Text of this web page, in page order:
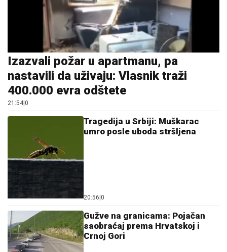
Izazvali požar u apartmanu, pa
nastavili da uživaju: Vlasnik traži
400.000 evra odštete
21:54 0
Tragedija u Srbiji: Muškarac
umro posle uboda stršljena
20:56 0
Gužve na granicama: Pojačan
saobraćaj prema Hrvatskoj i
Crnoj Gori